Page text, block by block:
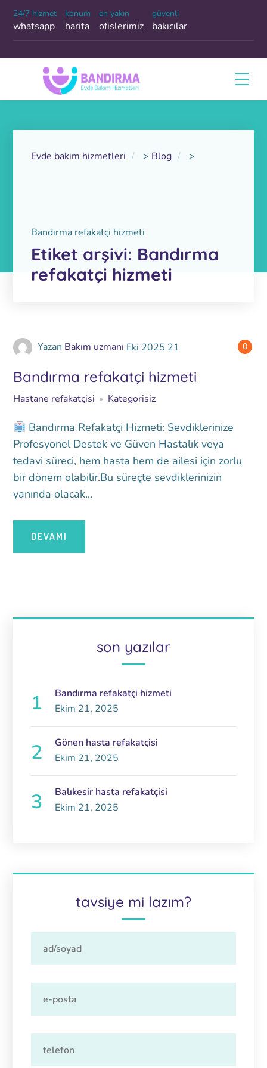
24/7 hizmet
whatsapp
konum
harita
en yakın
ofislerimiz
güvenli
bakıcılar
Evde bakım hizmetleri > Blog >
Bandırma refakatçi hizmeti
Etiket arşivi: Bandırma
refakatçi hizmeti
0
Yazan Bakım uzmanı Eki 2025 21
Bandırma refakatçi hizmeti
Hastane refakatçisi Kategorisiz
Bandırma Refakatçi Hizmeti: Sevdiklerinize
Profesyonel Destek ve Güven Hastalık veya
tedavi süreci, hem hasta hem de ailesi için zorlu
bir dönem olabilir.Bu süreçte sevdiklerinizin
yanında olacak...
DEVAMI
son yazılar
Bandırma refakatçi hizmeti
Ekim 21, 2025
Gönen hasta refakatçisi
Ekim 21, 2025
Balıkesir hasta refakatçisi
Ekim 21, 2025
tavsiye mi lazım?